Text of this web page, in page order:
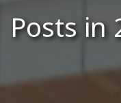
Posts in